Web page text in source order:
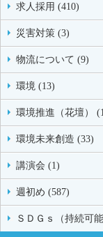
求人採用 (410)
災害対策 (3)
物流について (9)
環境 (13)
環境推進（花壇）
環境未来創造 (33)
講演会 (1)
週初め (587)
ＳＤＧｓ（持続可